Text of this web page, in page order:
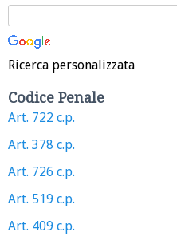
Ricerca personalizzata
Codice Penale
Art. 722 c.p.
Art. 378 c.p.
Art. 726 c.p.
Art. 519 c.p.
Art. 409 c.p.